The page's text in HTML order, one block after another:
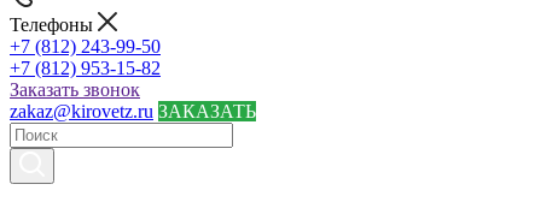
Телефоны
+7 (812) 243-99-50
+7 (812) 953-15-82
Заказать звонок
zakaz@kirovetz.ru ЗАКАЗАТЬ